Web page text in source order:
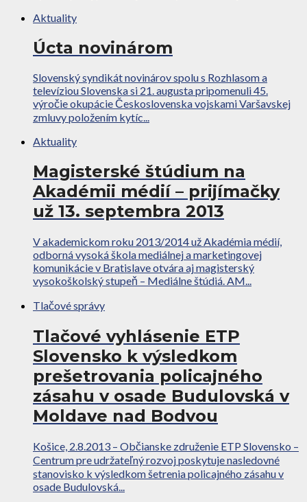
Aktuality
Úcta novinárom
Slovenský syndikát novinárov spolu s Rozhlasom a
televíziou Slovenska si 21. augusta pripomenuli 45.
výročie okupácie Československa vojskami Varšavskej
zmluvy položením kytíc...
Aktuality
Magisterské štúdium na
Akadémii médií – prijímačky
už 13. septembra 2013
V akademickom roku 2013/2014 už Akadémia médií,
odborná vysoká škola mediálnej a marketingovej
komunikácie v Bratislave otvára aj magisterský
vysokoškolský stupeň – Mediálne štúdiá. AM...
Tlačové správy
Tlačové vyhlásenie ETP
Slovensko k výsledkom
prešetrovania policajného
zásahu v osade Budulovská v
Moldave nad Bodvou
Košice, 2.8.2013 – Občianske združenie ETP Slovensko –
Centrum pre udržateľný rozvoj poskytuje nasledovné
stanovisko k výsledkom šetrenia policajného zásahu v
osade Budulovská...